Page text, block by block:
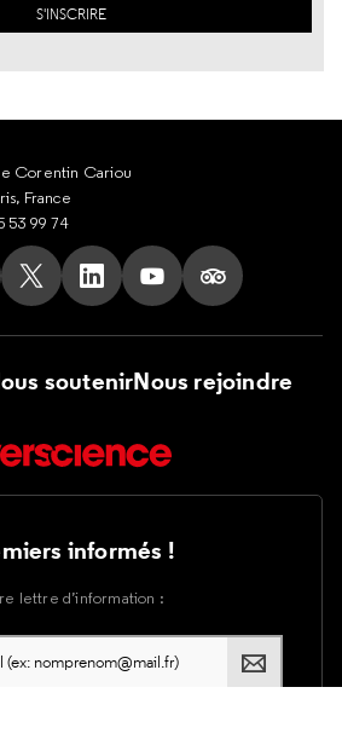
Corentin Cariou
France
53 99 74
sur Facebook
nous sur Tik Tok
Suivez nous sur X
Suivez nous sur LinkedIn
Suivez nous sur
Suivez nous
soutenirNous rejoindre
informés !
lettre d’information :